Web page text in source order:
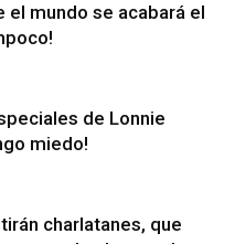
el mundo se acabará el
de Lonnie
miedo!
charlatanes, que